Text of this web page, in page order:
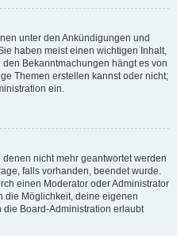
unter den Ankündigungen und
haben meist einen wichtigen Inhalt,
Bekanntmachungen hängt es von
Themen erstellen kannst oder nicht;
ein.
nicht mehr geantwortet werden
falls vorhanden, beendet wurde.
einen Moderator oder Administrator
die Möglichkeit, deine eigenen
Board-Administration erlaubt